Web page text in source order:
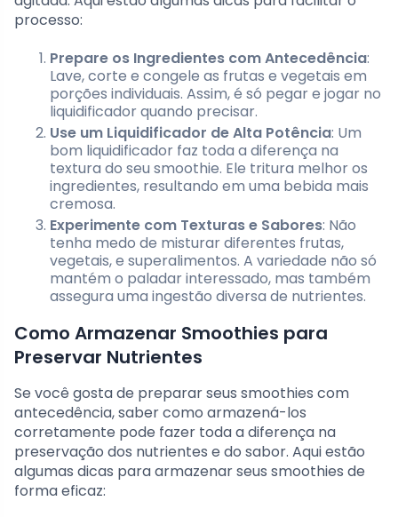
processo:
Prepare os Ingredientes com Antecedência:
Lave, corte e congele as frutas e vegetais em
porções individuais. Assim, é só pegar e jogar no
liquidificador quando precisar.
Use um Liquidificador de Alta Potência: Um
bom liquidificador faz toda a diferença na
textura do seu smoothie. Ele tritura melhor os
ingredientes, resultando em uma bebida mais
cremosa.
Experimente com Texturas e Sabores: Não
tenha medo de misturar diferentes frutas,
vegetais, e superalimentos. A variedade não só
mantém o paladar interessado, mas também
assegura uma ingestão diversa de nutrientes.
Como Armazenar Smoothies para
Preservar Nutrientes
Se você gosta de preparar seus smoothies com
antecedência, saber como armazená-los
corretamente pode fazer toda a diferença na
preservação dos nutrientes e do sabor. Aqui estão
algumas dicas para armazenar seus smoothies de
forma eficaz: